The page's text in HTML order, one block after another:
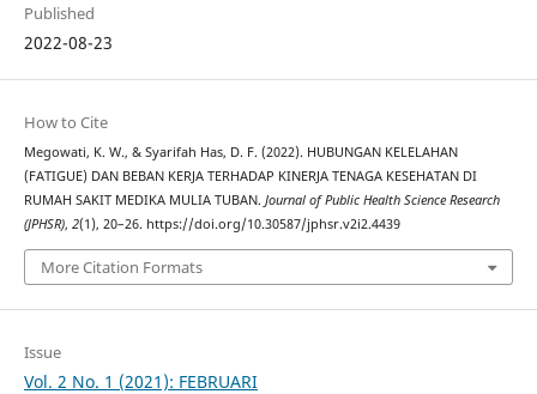
Published
2022-08-23
How to Cite
Megowati, K. W., & Syarifah Has, D. F. (2022). HUBUNGAN KELELAHAN
(FATIGUE) DAN BEBAN KERJA TERHADAP KINERJA TENAGA KESEHATAN DI
RUMAH SAKIT MEDIKA MULIA TUBAN. Journal of Public Health Science Research
(JPHSR), 2(1), 20–26. https://doi.org/10.30587/jphsr.v2i2.4439
More Citation Formats
Issue
Vol. 2 No. 1 (2021): FEBRUARI